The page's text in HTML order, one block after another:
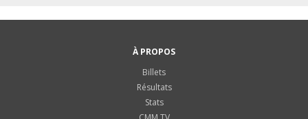
À PROPOS
Billets
Résultats
Stats